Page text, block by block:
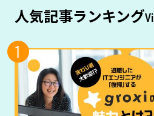
人気記事ランキング
1